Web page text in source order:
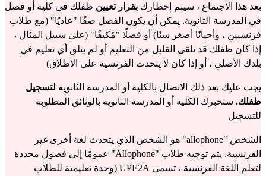
بعد هذا الاجتماع ، سيتم إخطارك بقرار تعيين طفلك في كلية أو فصل
في المدرسة الثانوية. يمكن أن يكون الفصل صفًا "عاديًا" (مع طلاب
فرنسيين ، وأحيانًا أصغر سنًا) أو فصلًا "مُكيفًا" (على سبيل المثال ،
إذا كان طفلك قد تلقى القليل من التعليم أو لم يتلق أي تعليم في
بلدك الأصلي ، أو إذا كان لا يتحدث الفرنسية على الاطلاق)
يجب عليك بعد ذلك الاتصال بالكلية أو المدرسة الثانوية لتسجيل
طفلك. ستخبرك الكلية أو المدرسة الثانوية بالوثائق المطلوبة
للتسجيل
الشخص "allophone" هو الشخص الذي يتحدث لغة أخرى غير
الفرنسية. يتم توجيه طلاب "Allophone" عمومًا إلى فصول محددة
لتعلم اللغة الفرنسية ، تسمى UPE2A (وحدة تعليمية للطلاب